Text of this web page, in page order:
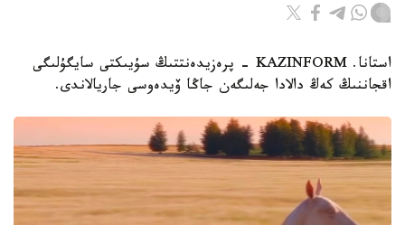
استانا. KAZINFORM - پرەزيدەنتتىڭ سۇيىكتى سايگۇلىگى
اقجاننىڭ كەڭ دالادا جەلىگەن جاڭا ۆيدەوسى جاريالاندى.